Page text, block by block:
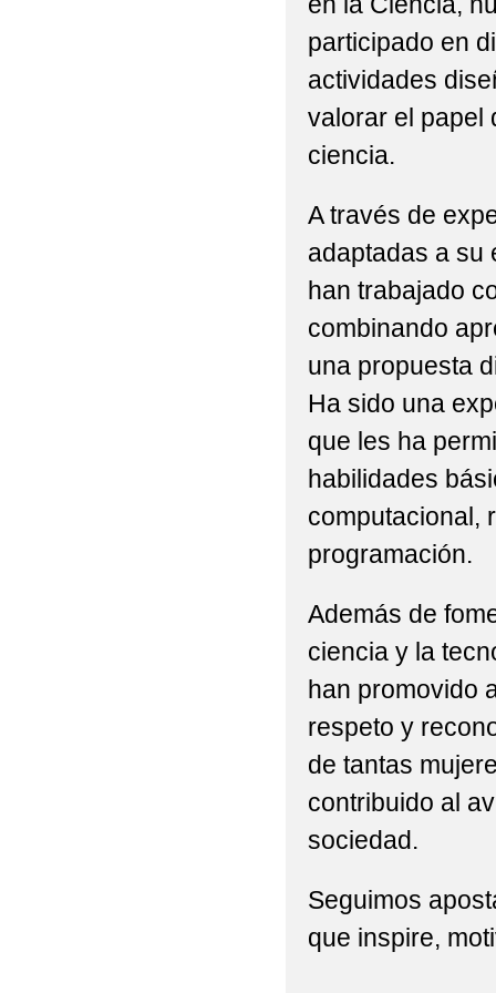
CONGRESO DE
participado en
actividades
valorar el papel
ciencia.
A través de
adaptadas a su
han trabajado
combinando
una propuesta
Ha sido una
que les ha
habilidades
computacional,
programación.
Además de
ciencia y la
han promovido
respeto y
de tantas
contribuido al
sociedad.
Seguimos
que inspire,